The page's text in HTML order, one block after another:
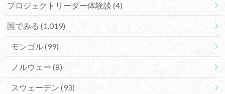
プロジェクトリーダー体験談 (4)
国でみる (1,019)
モンゴル(99)
ノルウェー (8)
スウェーデン (93)